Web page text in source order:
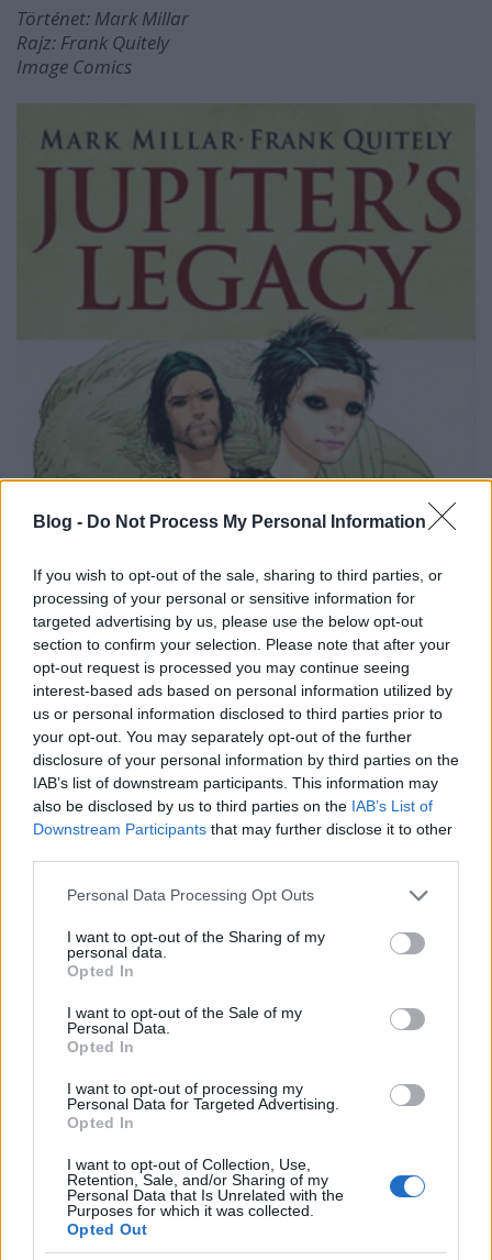
Blog - Do Not Process My Personal Information
If you wish to opt-out of the sale, sharing to third parties, or
processing of your personal or sensitive information for
targeted advertising by us, please use the below opt-out
section to confirm your selection. Please note that after your
opt-out request is processed you may continue seeing
interest-based ads based on personal information utilized by
us or personal information disclosed to third parties prior to
your opt-out. You may separately opt-out of the further
disclosure of your personal information by third parties on the
IAB’s list of downstream participants. This information may
also be disclosed by us to third parties on the IAB’s List of
Downstream Participants that may further disclose it to other
Please note that this website/app uses one or more Google
not limited to your visit or usage behaviour. You may click to
grant or deny consent to Google and its third-party tags to
use your data for below specified purposes in below Google
consent section.
Personal Data Processing Opt Outs
I want to opt-out of the Sharing of my
personal data.
Opted In
I want to opt-out of the Sale of my
Personal Data.
Opted In
I want to opt-out of processing my
Personal Data for Targeted Advertising.
Opted In
I want to opt-out of Collection, Use,
Retention, Sale, and/or Sharing of my
Personal Data that Is Unrelated with the
Purposes for which it was collected.
Opted Out
Történet: Mark Millar
Rajz: Frank Quitely
Image Comics
Már hosszú évek óta ott tartunk, hogy nem csak a
cinizmusba vagy realizmusba ágyazó, azokra
néhány ilyet, a Kick-Asstől a Nemezisen és a
Wantedet át a Supercrooksig, és a Jupiter’s Legacy is
alapján ez a képregény nem a Nemezis-féle
értékelhetetlen agyrémeire, hanem a kifinomultabb,
elgondolkodtatóbb munkáira rímel. A sztori a ’30-as
évek elején kezdődik, amikor egy férfit, aki a
magához valahol az óceán közepén. Barátai egy kis
csapatával engedelmeskedik a hívásnak, és a
szigeten (egyelőre tisztázatlan körülmények közt)
mind szuperképességekre tesznek szert, Amerika